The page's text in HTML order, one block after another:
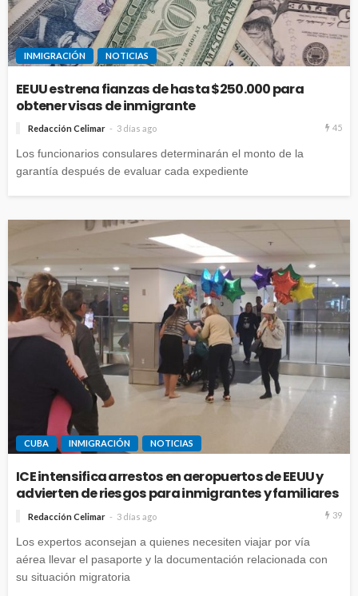
INMIGRACIÓN NOTICIAS
EEUU estrena fianzas de hasta $250.000 para
obtener visas de inmigrante
Redacción Celimar 3 días ago 45
Los funcionarios consulares determinarán el monto de la
garantía después de evaluar cada expediente
CUBA INMIGRACIÓN NOTICIAS
ICE intensifica arrestos en aeropuertos de EEUU y
advierten de riesgos para inmigrantes y familiares
Redacción Celimar 3 días ago 39
Los expertos aconsejan a quienes necesiten viajar por vía
aérea llevar el pasaporte y la documentación relacionada con
su situación migratoria